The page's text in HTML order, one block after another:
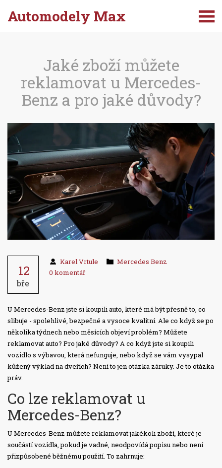
Automodely Max
Jaké zboží můžete
reklamovat u Mercedes-
Benz a pro jaké důvody?
12
bře
Karel Vrtule
Mercedes Benz
0 komentář
U Mercedes-Benz jste si koupili auto, které má být přesně to, co
slibuje - spolehlivé, bezpečné a vysoce kvalitní. Ale co když se po
několika týdnech nebo měsících objeví problém? Můžete
reklamovat auto? Pro jaké důvody? A co když jste si koupili
vozidlo s výbavou, která nefunguje, nebo když se vám vysypal
kůžený výklad na dveřích? Není to jen otázka záruky. Je to otázka
práv.
Co lze reklamovat u
Mercedes-Benz?
U Mercedes-Benz můžete reklamovat jakékoli zboží, které je
součástí vozidla, pokud je vadné, neodpovídá popisu nebo není
přizpůsobené běžnému použití. To zahrnuje: